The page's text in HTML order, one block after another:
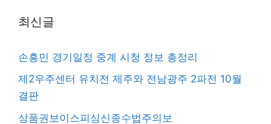
최신글
손흥민 경기일정 중계 시청 정보 총정리
제2우주센터 유치전 제주와 전남광주 2파전 10월
결판
상품권보이스피싱신종수법주의보